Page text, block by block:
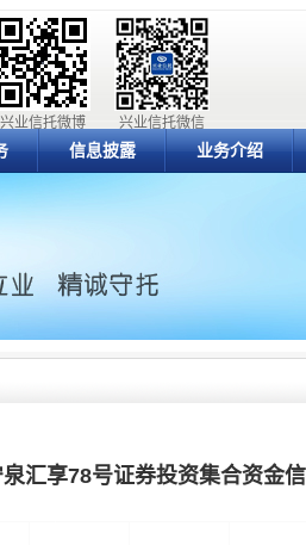
兴业信托微信
兴业信托微博
信息披露 业务介绍